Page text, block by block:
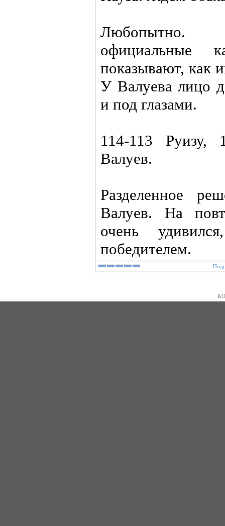
Любопытно.
официальные
показывают, как
У Валуева лицо
и под глазами.
114-113 Руизу,
Валуев.
Разделенное
Валуев. На
очень
победителем.